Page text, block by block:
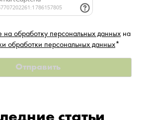
на обработку персональных данных на
обработки персональных данных*